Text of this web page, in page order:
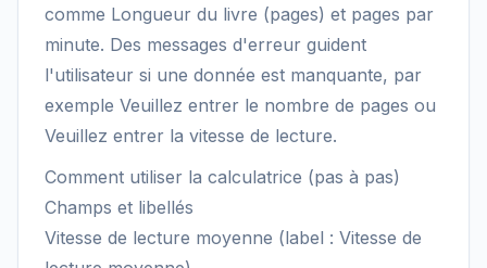
comme Longueur du livre (pages) et pages par
minute. Des messages d'erreur guident
l'utilisateur si une donnée est manquante, par
exemple Veuillez entrer le nombre de pages ou
Veuillez entrer la vitesse de lecture.
Comment utiliser la calculatrice (pas à pas)
Champs et libellés
Vitesse de lecture moyenne (label : Vitesse de